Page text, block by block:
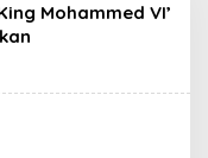
Mohammed VI’